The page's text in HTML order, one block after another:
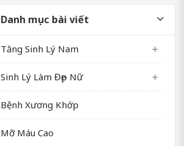
Danh mục bài viết
Tăng Sinh Lý Nam
Sinh Lý Làm Đẹp Nữ
Bệnh Xương Khớp
Mỡ Máu Cao